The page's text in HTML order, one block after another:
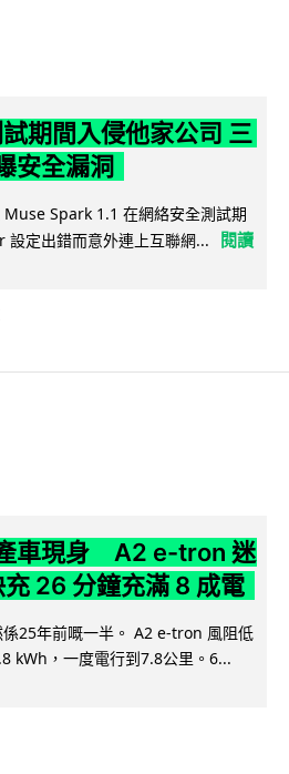
期間入侵他家公司 三
安全漏洞
Spark 1.1 在網絡安全測試期
定出錯而意外連上互聯網...
閱讀
車現身 A2 e-tron 迷
26 分鐘充滿 8 成電
25年前嘅一半。 A2 e-tron 風阻低
kWh，一度電行到7.8公里。6...